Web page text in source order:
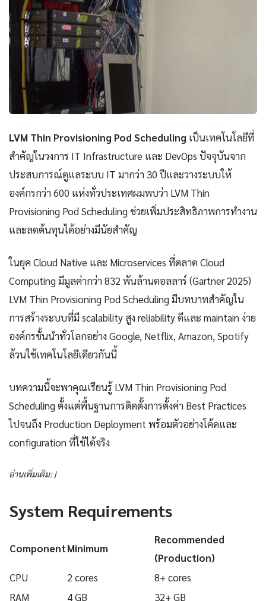
LVM Thin Provisioning Pod Scheduling เป็นเทคโนโลยีที่
สำคัญในวงการ IT Infrastructure และ DevOps ปัจจุบันจาก
ประสบการณ์ดูแลระบบ IT มากว่า 30 ปีและวางระบบให้
องค์กรกว่า 600 แห่งทั่วประเทศผมพบว่า LVM Thin
Provisioning Pod Scheduling ช่วยเพิ่มประสิทธิภาพการทำงาน
และลดต้นทุนได้อย่างมีนัยสำคัญ
ในยุค Cloud Native และ Microservices ที่ตลาด Cloud
Computing มีมูลค่ากว่า 832 พันล้านดอลลาร์ (Gartner 2025)
LVM Thin Provisioning Pod Scheduling มีบทบาทสำคัญใน
การสร้างระบบที่มี scalability สูง reliability ดีและ maintain ง่าย
องค์กรชั้นนำทั่วโลกอย่าง Google, Netflix, Amazon, Spotify
ล้วนใช้เทคโนโลยีเดียวกันนี้
บทความนี้จะพาคุณเรียนรู้ LVM Thin Provisioning Pod
Scheduling ตั้งแต่พื้นฐานการติดตั้งการตั้งค่า Best Practices
ไปจนถึง Production Deployment พร้อมตัวอย่างโค้ดและ
configuration ที่ใช้ได้จริง
อ่านเพิ่มเติม: |
System Requirements
ComponentMinimum
Recommended
(Production)
CPU
2 cores
8+ cores
RAM
4 GB 32+ GB